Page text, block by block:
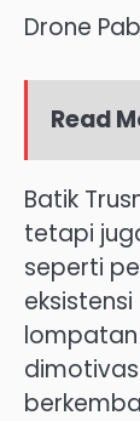
Drone
Read
Batik
tetapi
seperti
lompatan